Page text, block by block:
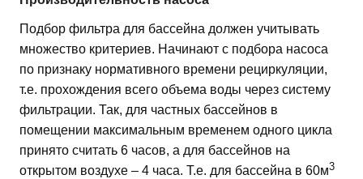
Подбор фильтра для бассейна должен учитывать
множество критериев. Начинают с подбора насоса
по признаку нормативного времени рециркуляции,
т.е. прохождения всего объема воды через систему
фильтрации. Так, для частных бассейнов в
помещении максимальным временем одного цикла
принято считать 6 часов, а для бассейнов на
открытом воздухе – 4 часа. Т.е. для бассейна в 60м3